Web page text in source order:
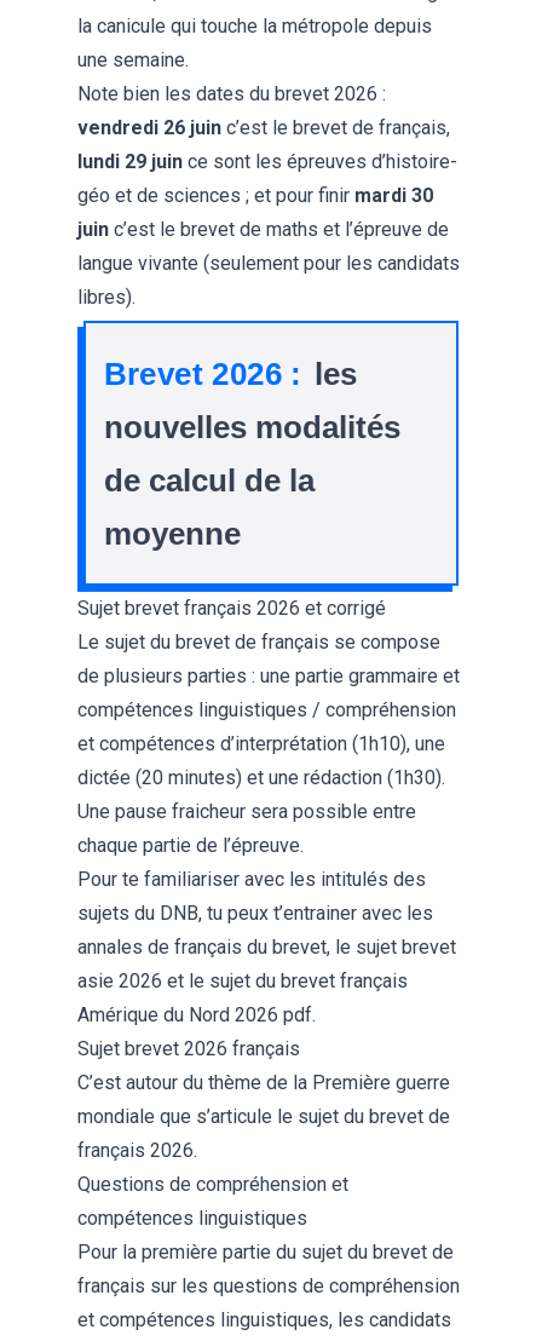
la canicule qui touche la métropole depuis
une semaine.
Note bien les dates du brevet 2026 :
vendredi 26 juin c’est le brevet de français,
lundi 29 juin ce sont les épreuves d’histoire-
géo et de sciences ; et pour finir mardi 30
juin c’est le brevet de maths et l’épreuve de
langue vivante (seulement pour les candidats
libres).
Brevet 2026 :
les
nouvelles modalités
de calcul de la
moyenne
Sujet brevet français 2026 et corrigé
Le sujet du brevet de français se compose
de plusieurs parties : une partie grammaire et
compétences linguistiques / compréhension
et compétences d’interprétation (1h10), une
dictée (20 minutes) et une rédaction (1h30).
Une pause fraicheur sera possible entre
chaque partie de l’épreuve.
Pour te familiariser avec les intitulés des
sujets du DNB, tu peux t’entrainer avec les
annales de français du brevet, le sujet brevet
asie 2026 et le sujet du brevet français
Amérique du Nord 2026 pdf.
Sujet brevet 2026 français
C’est autour du thème de la Première guerre
mondiale que s’articule le sujet du brevet de
français 2026.
Questions de compréhension et
compétences linguistiques
Pour la première partie du sujet du brevet de
français sur les questions de compréhension
et compétences linguistiques, les candidats